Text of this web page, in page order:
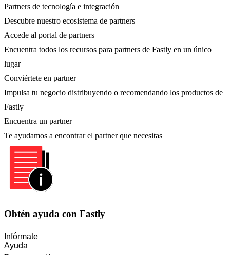
Partners de tecnología e integración
Descubre nuestro ecosistema de partners
Accede al portal de partners
Encuentra todos los recursos para partners de Fastly en un único
lugar
Conviértete en partner
Impulsa tu negocio distribuyendo o recomendando los productos de
Fastly
Encuentra un partner
Te ayudamos a encontrar el partner que necesitas
Obtén ayuda con Fastly
Infórmate
Ayuda